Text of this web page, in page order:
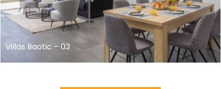
Villas Baotic – 03